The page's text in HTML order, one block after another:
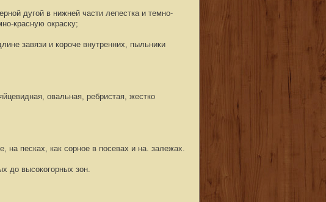
дугой в нижней части лепестка и темно-
красную окраску;
завязи и короче внутренних, пыльники
овальная, ребристая, жестко
песках, как сорное в посевах и на. залежах.
до высокогорных зон.